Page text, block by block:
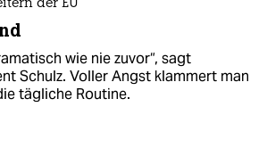
der EU
wie nie zuvor“, sagt
Schulz. Voller Angst klammert man
tägliche Routine.